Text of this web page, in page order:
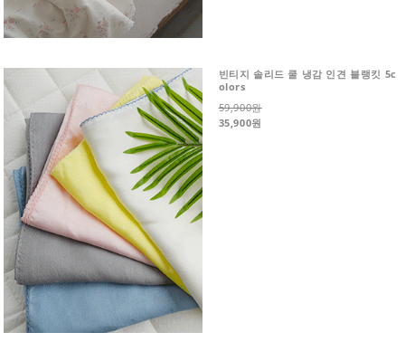
빈티지 솔리드 쿨 냉감 인견 블랭킷 5c
olors
59,900원
35,900원